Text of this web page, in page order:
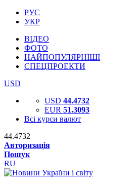
РУС
УКР
ВІДЕО
ФОТО
НАЙПОПУЛЯРНІШІ
СПЕЦПРОЕКТИ
USD
USD 44.4732
EUR 51.3093
Всі курси валют
44.4732
Авторизація
Пошук
RU